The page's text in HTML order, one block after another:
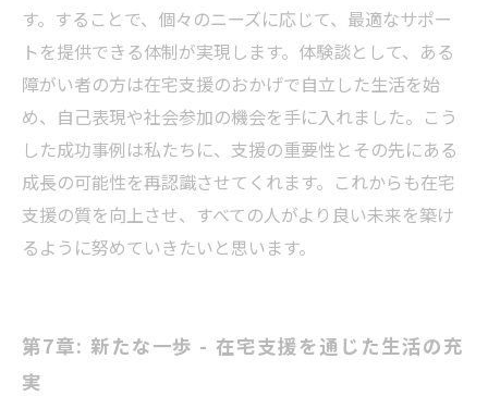
す。することで、個々のニーズに応じて、最適なサポー
トを提供できる体制が実現します。体験談として、ある
障がい者の方は在宅支援のおかげで自立した生活を始
め、自己表現や社会参加の機会を手に入れました。こう
した成功事例は私たちに、支援の重要性とその先にある
成長の可能性を再認識させてくれます。これからも在宅
支援の質を向上させ、すべての人がより良い未来を築け
るように努めていきたいと思います。
第7章: 新たな一歩 - 在宅支援を通じた生活の充
実